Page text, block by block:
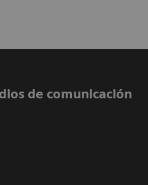
de comunicación